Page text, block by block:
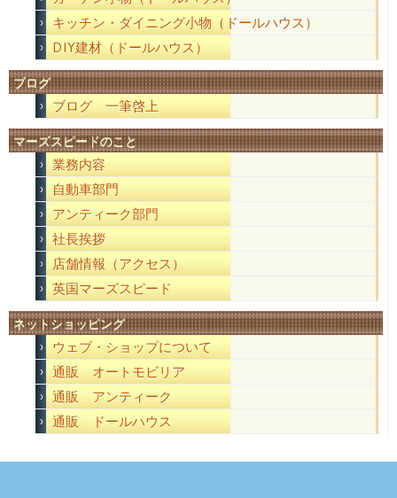
キッチン・ダイニング小物（ドールハウス）
DIY建材（ドールハウス）
ブログ
ブログ 一筆啓上
マーズスピードのこと
業務内容
自動車部門
アンティーク部門
社長挨拶
店舗情報（アクセス）
英国マーズスピード
ネットショッピング
ウェブ・ショップについて
通販 オートモビリア
通販 アンティーク
通販 ドールハウス